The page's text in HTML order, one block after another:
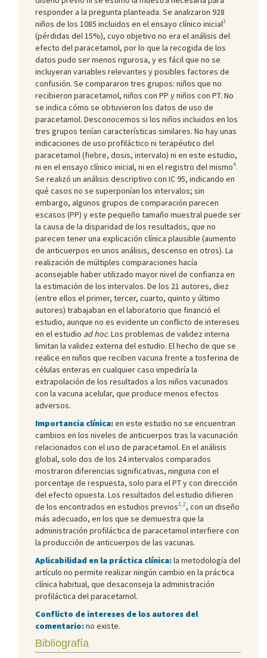
responder a la pregunta planteada. Se analizaron 928
niños de los 1085 incluidos en el ensayo clínico inicial3
(pérdidas del 15%), cuyo objetivo no era el análisis del
efecto del paracetamol, por lo que la recogida de los
datos pudo ser menos rigurosa, y es fácil que no se
incluyeran variables relevantes y posibles factores de
confusión. Se compararon tres grupos: niños que no
recibieron paracetamol, niños con PP y niños con PT. No
se indica cómo se obtuvieron los datos de uso de
paracetamol. Desconocemos si los niños incluidos en los
tres grupos tenían características similares. No hay unas
indicaciones de uso profiláctico ni terapéutico del
paracetamol (fiebre, dosis, intervalo) ni en este estudio,
ni en el ensayo clínico inicial, ni en el registro del mismo4.
Se realizó un análisis descriptivo con IC 95, indicando en
qué casos no se superponían los intervalos; sin
embargo, algunos grupos de comparación parecen
escasos (PP) y este pequeño tamaño muestral puede ser
la causa de la disparidad de los resultados, que no
parecen tener una explicación clínica plausible (aumento
de anticuerpos en unos análisis, descenso en otros). La
realización de múltiples comparaciones hacía
aconsejable haber utilizado mayor nivel de confianza en
la estimación de los intervalos. De los 21 autores, diez
(entre ellos el primer, tercer, cuarto, quinto y último
autores) trabajaban en el laboratorio que financió el
estudio, aunque no es evidente un conflicto de intereses
en el estudio ad hoc. Los problemas de validez interna
limitan la validez externa del estudio. El hecho de que se
realice en niños que reciben vacuna frente a tosferina de
células enteras en cualquier caso impediría la
extrapolación de los resultados a los niños vacunados
con la vacuna acelular, que produce menos efectos
adversos.
Importancia clínica:en este estudio no se encuentran
cambios en los niveles de anticuerpos tras la vacunación
relacionados con el uso de paracetamol. En el análisis
global, solo dos de los 24 intervalos comparados
mostraron diferencias significativas, ninguna con el
porcentaje de respuesta, solo para el PT y con dirección
del efecto opuesta. Los resultados del estudio difieren
de los encontrados en estudios previos1,2, con un diseño
más adecuado, en los que se demuestra que la
administración profiláctica de paracetamol interfiere con
la producción de anticuerpos de las vacunas.
Aplicabilidad en la práctica clínica:la metodología del
artículo no permite realizar ningún cambio en la práctica
clínica habitual, que desaconseja la administración
profiláctica del paracetamol.
Conflicto de intereses de los autores del
comentario:no existe.
Bibliografía